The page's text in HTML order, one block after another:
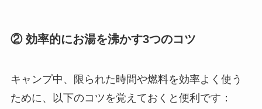
② 効率的にお湯を沸かす3つのコツ
キャンプ中、限られた時間や燃料を効率よく使う
ために、以下のコツを覚えておくと便利です：